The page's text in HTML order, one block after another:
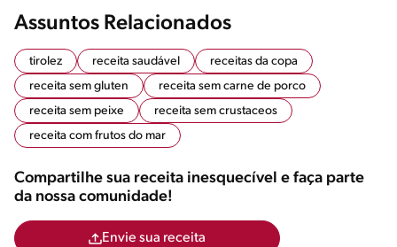
Assuntos Relacionados
tirolez receita saudável
receitas da copa
receita sem gluten
receita sem carne de porco
receita sem peixe
receita sem crustaceos
receita com frutos do mar
Compartilhe sua receita inesquecível e faça parte
da nossa comunidade!
Envie sua receita